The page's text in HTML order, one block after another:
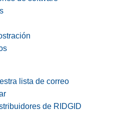
lista de correo
de RIDGID